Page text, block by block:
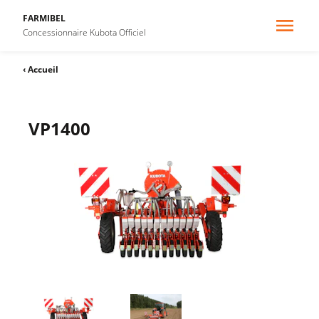
FARMIBEL
Concessionnaire Kubota Officiel
‹ Accueil
VP1400